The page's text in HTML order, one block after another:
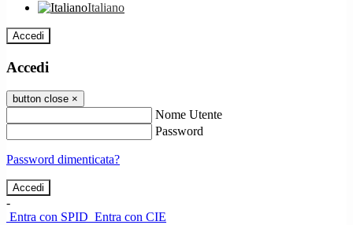
Italiano
Accedi
Accedi
button close ×
Nome Utente
Password
Password dimenticata?
-
Entra con SPID Entra con CIE